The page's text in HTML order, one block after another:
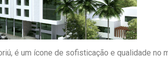
é um ícone de sofisticação e qualidade no